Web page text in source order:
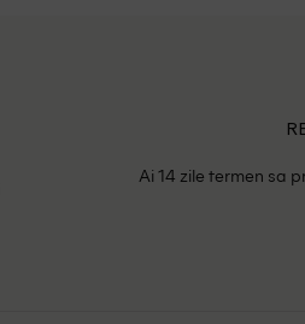
Ai 14 zile termen sa